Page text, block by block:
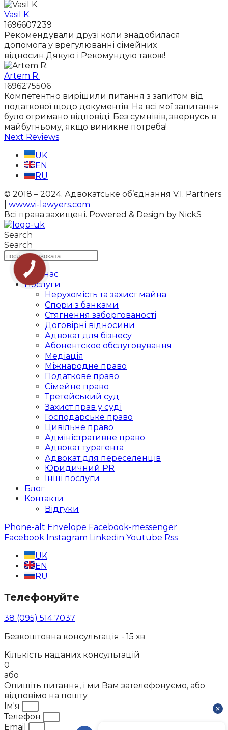
Vasil K.
1696607239
Рекомендували друзі коли знадобилася
допомога у врегулюванні сімейних
відносин.Дякую і Рекомундую також!
Artem R.
1696275506
Компетентно вирішили питання з запитом від
податкової щодо документів. На всі мої запитання
було отримано відповіді. Без сумнівів, звернусь в
майбутньому, якщо виникне потреба!
Next Reviews
UK
EN
RU
© 2018 – 2024. Адвокатське об’єднання V.I. Partners
www.vi-lawyers.com
Всі права захищені. Powered & Design by NickS
Search
Search
Про нас
Послуги
Нерухомість та захист майна
Спори з банками
Стягнення заборгованості
Договірні відносини
Адвокат для бізнесу
Абoнентское обслуговування
Медіація
Міжнародне право
Податкове право
Сімейне право
Третейський суд
Захист прав у суді
Господарське право
Цивільне право
Адміністративне право
Адвокат турагента
Адвокат для переселенців
Юридичний PR
Інші послуги
Блог
Контакти
Відгуки
Phone-alt Envelope Facebook-messenger
Facebook Instagram Linkedin Youtube Rss
UK
EN
RU
Телефонуйте
38 (095) 514 7037
Безкоштовна консультація - 15 хв
Кількість наданих консультацій
0
або
Опишіть питання, і ми Вам зателефонуємо, або
відповімо на пошту
Ім'я
Телефон
Email